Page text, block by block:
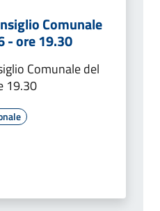
Comunale
- ore 19.30
Comunale del
19.30